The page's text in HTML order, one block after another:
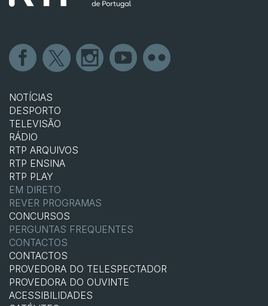
NOTÍCIAS
DESPORTO
TELEVISÃO
RÁDIO
RTP ARQUIVOS
RTP ENSINA
RTP PLAY
EM DIRETO
REVER PROGRAMAS
CONCURSOS
PERGUNTAS FREQUENTES
CONTACTOS
CONTACTOS
PROVEDORA DO TELESPECTADOR
PROVEDORA DO OUVINTE
ACESSIBILIDADES